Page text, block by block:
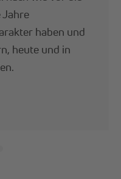
Jahre
haben und
heute und in